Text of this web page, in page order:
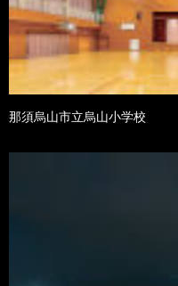
那須烏山市立烏山小学校